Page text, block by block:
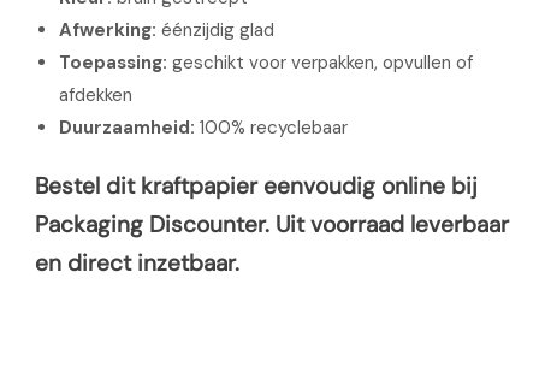
Afwerking: éénzijdig glad
Toepassing: geschikt voor verpakken, opvullen of
afdekken
Duurzaamheid: 100% recyclebaar
Bestel dit kraftpapier eenvoudig online bij
Packaging Discounter. Uit voorraad leverbaar
en direct inzetbaar.